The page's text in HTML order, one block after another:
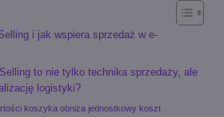
i jak wspiera sprzedaż w e-
to nie tylko technika sprzedaży, ale
logistyki?
koszyka obniża jednostkowy koszt